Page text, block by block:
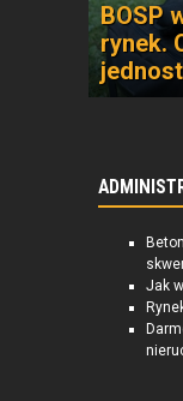
BOSP
rynek.
Jak